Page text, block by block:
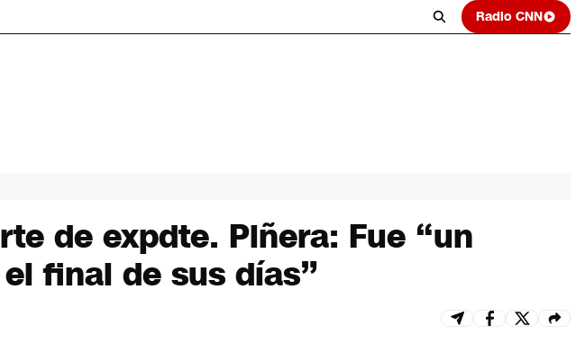
Radio CNN
de expdte. Piñera: Fue “un
final de sus días”